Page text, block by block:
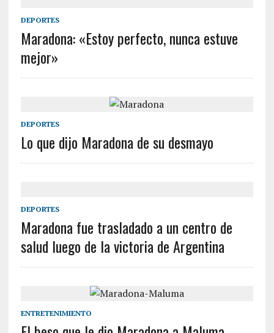
DEPORTES
Maradona: «Estoy perfecto, nunca estuve
mejor»
DEPORTES
Lo que dijo Maradona de su desmayo
DEPORTES
Maradona fue trasladado a un centro de
salud luego de la victoria de Argentina
ENTRETENIMIENTO